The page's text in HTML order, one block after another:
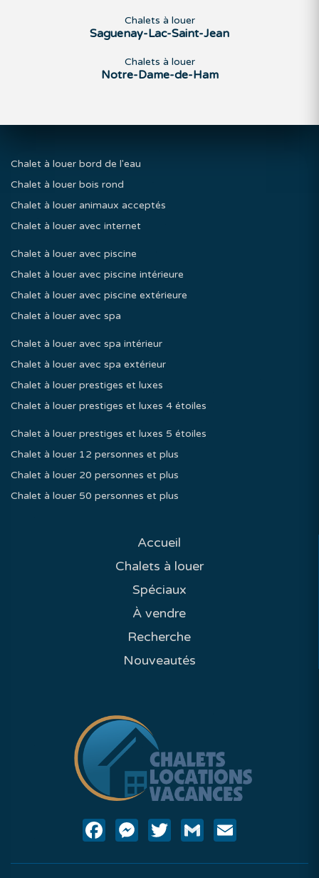
Chalets à louer
Saguenay-Lac-Saint-Jean
Chalets à louer
Notre-Dame-de-Ham
Chalet à louer bord de l'eau
Chalet à louer bois rond
Chalet à louer animaux acceptés
Chalet à louer avec internet
Chalet à louer avec piscine
Chalet à louer avec piscine intérieure
Chalet à louer avec piscine extérieure
Chalet à louer avec spa
Chalet à louer avec spa intérieur
Chalet à louer avec spa extérieur
Chalet à louer prestiges et luxes
Chalet à louer prestiges et luxes 4 étoiles
Chalet à louer prestiges et luxes 5 étoiles
Chalet à louer 12 personnes et plus
Chalet à louer 20 personnes et plus
Chalet à louer 50 personnes et plus
Accueil
Chalets à louer
Spéciaux
À vendre
Recherche
Nouveautés
FacebookMessenger
Twitter Gmail